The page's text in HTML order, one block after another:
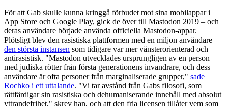
För att Gab skulle kunna kringgå förbudet mot sina mobilappar i
App Store och Google Play, gick de över till Mastodon 2019 – och
deras användare började använda officiella Mastodon-appar.
Plötsligt blev den rasistiska plattformen med en miljon användare
den största instansen som tidigare var mer vänsterorienterad och
antirasistisk. "Mastodon utvecklades ursprungligen av en person
med judiska rötter från första generationens invandrare, och dess
användare är ofta personer från marginaliserade grupper," sade
Rochko i ett uttalande. "Vi tar avstånd från Gabs filosofi, som
rättfärdigar sin rasistiska och dehumaniserande innehåll med absolut
yttrandefrihet," skrev han, och att den fria licensen tillåter vem som